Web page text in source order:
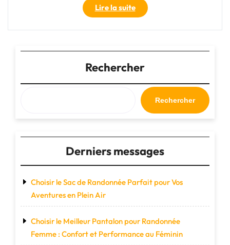
Lire la suite"Le
Sac
à
Valise
:
Votre
Compagnon
de
Voyage
Rechercher
Rechercher
Derniers messages
Choisir le Sac de Randonnée Parfait pour Vos
Aventures en Plein Air
Choisir le Meilleur Pantalon pour Randonnée
Femme : Confort et Performance au Féminin